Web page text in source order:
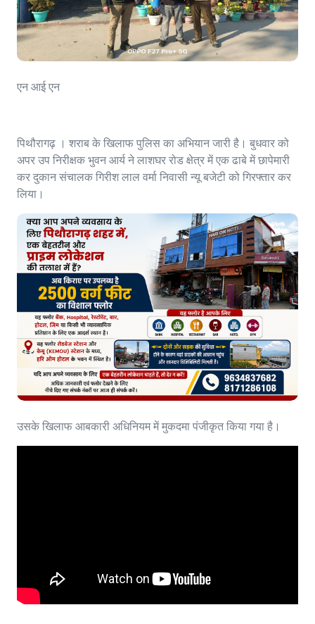
एन आई एन
पिथौरागढ़ । शराब के खिलाफ पुलिस का अभियान जारी है। बुधवार को
अपर उप निरीक्षक भुवन आर्य ने लाशघर रोड क्षेत्र में एक ढाबे में छापेमारी
कर दुकान संचालक गिरीश लाल वर्मा निवासी न्यू बजेटी को गिरफ्तार कर
लिया।
उसके खिलाफ आबकारी अधिनियम में मुकदमा पंजीकृत किया गया है।